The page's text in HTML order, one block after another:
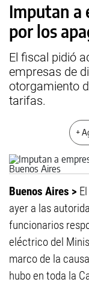
Imputan a
por los
El fiscal pidió
empresas de
otorgamiento
tarifas.
+
Buenos Aires >
ayer a las
funcionarios
eléctrico del
marco de la
hubo en toda la